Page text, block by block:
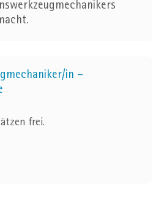
in –
frei.